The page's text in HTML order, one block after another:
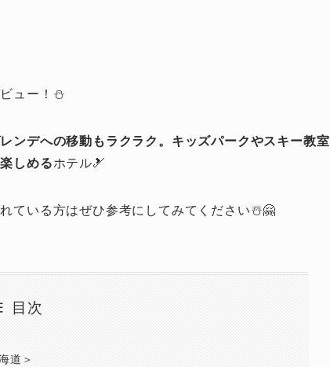
ュー！⛄️
ンデへの移動もラクラク。キッズパークやスキー教室
しめるホテル🎿
ている方はぜひ参考にしてみてください☃️🤗
目次
道＞